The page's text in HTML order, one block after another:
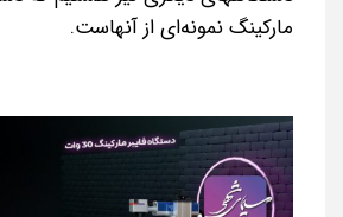
مارکینگ نمونه‌ای از آنهاست.